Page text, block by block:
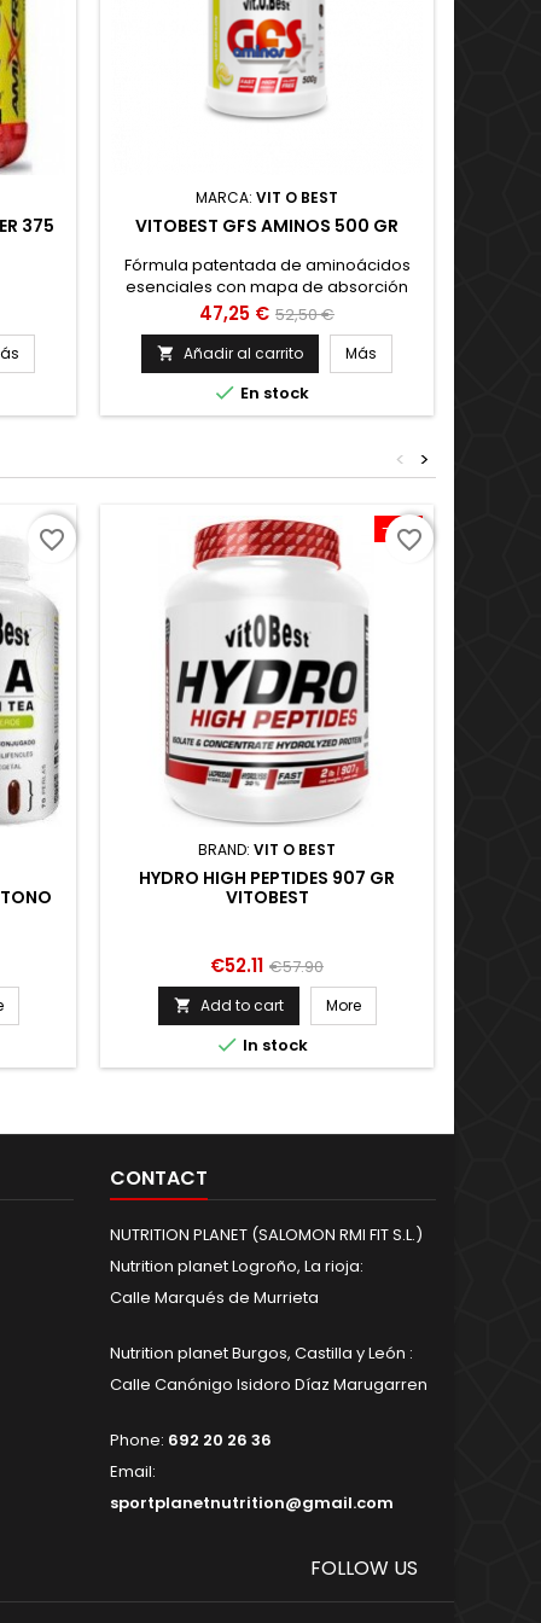
375
MARCA: VIT O BEST
VITOBEST GFS AMINOS 500 GR
Fórmula patentada de aminoácidos
esenciales con mapa de absorción
genética. Aumentar y mejorar la fuerza
muscular. Acelerar la síntesis proteica
corporal. Promover la recuperación
muscular después de la actividad
física. Proporcionar una mayor masa
muscular.
Precio
47,25 € Precio
base
52,50 €
 Añadir al carrito Más
 En stock
>
<
AL
favorite_border -10%
BRAND: VIT O BEST
HYDRO HIGH PEPTIDES 907 GR
VITOBEST
Price
€52.11 Regular
price
€57.90
 Add to cart More
 In stock
favorite_border
CONTACT
NUTRITION PLANET (SALOMON RMI FIT S.L.)
Nutrition planet Logroño, La rioja:
Calle Marqués de Murrieta
Nutrition planet Burgos, Castilla y León :
Calle Canónigo Isidoro Díaz Marugarren
Phone: 692 20 26 36
Email:
sportplanetnutrition@gmail.com
FOLLOW US